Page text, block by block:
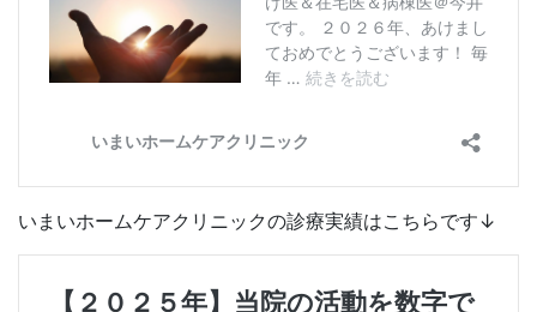
いまいホームケアクリニックの診療実績はこちらです↓